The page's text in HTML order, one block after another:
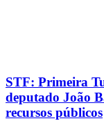
STF: Primeira
deputado João
recursos públicos